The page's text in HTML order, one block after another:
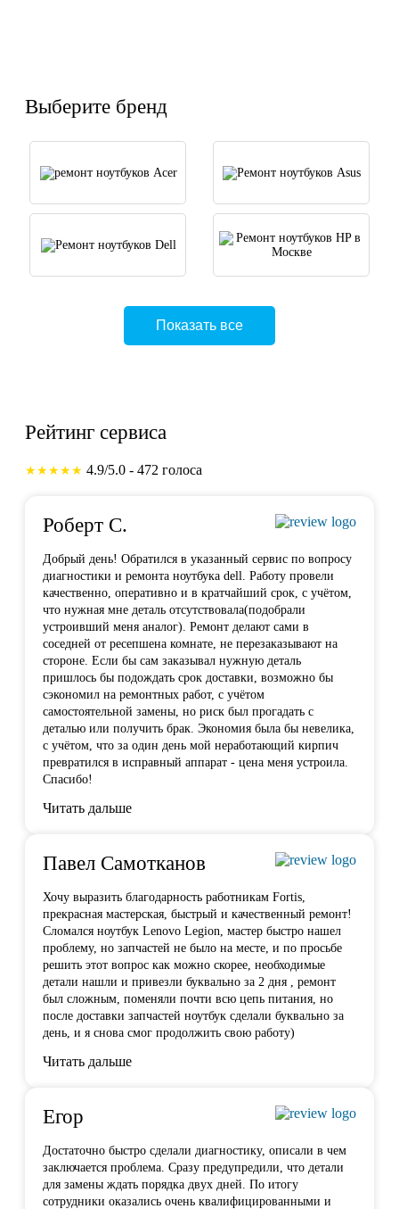
Выберите бренд
Показать все
Рейтинг сервиса
★★★★★ 4.9/5.0 - 472 голоса
Роберт С.
Добрый день! Обратился в указанный сервис по вопросу
диагностики и ремонта ноутбука dell. Работу провели
качественно, оперативно и в кратчайший срок, с учётом,
что нужная мне деталь отсутствовала(подобрали
устроивший меня аналог). Ремонт делают сами в
соседней от ресепшена комнате, не перезаказывают на
стороне. Если бы сам заказывал нужную деталь
пришлось бы подождать срок доставки, возможно бы
сэкономил на ремонтных работ, с учётом
самостоятельной замены, но риск был прогадать с
деталью или получить брак. Экономия была бы невелика,
с учётом, что за один день мой неработающий кирпич
превратился в исправный аппарат - цена меня устроила.
Спасибо!
Читать дальше
Павел Самотканов
Хочу выразить благодарность работникам Fortis,
прекрасная мастерская, быстрый и качественный ремонт!
Сломался ноутбук Lenovo Legion, мастер быстро нашел
проблему, но запчастей не было на месте, и по просьбе
решить этот вопрос как можно скорее, необходимые
детали нашли и привезли буквально за 2 дня , ремонт
был сложным, поменяли почти всю цепь питания, но
после доставки запчастей ноутбук сделали буквально за
день, и я снова смог продолжить свою работу)
Читать дальше
Егор
Достаточно быстро сделали диагностику, описали в чем
заключается проблема. Сразу предупредили, что детали
для замены ждать порядка двух дней. По итогу
сотрудники оказались очень квалифицированными и